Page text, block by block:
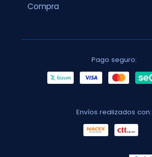
Compra
Pago seguro:
Envíos realizados con: